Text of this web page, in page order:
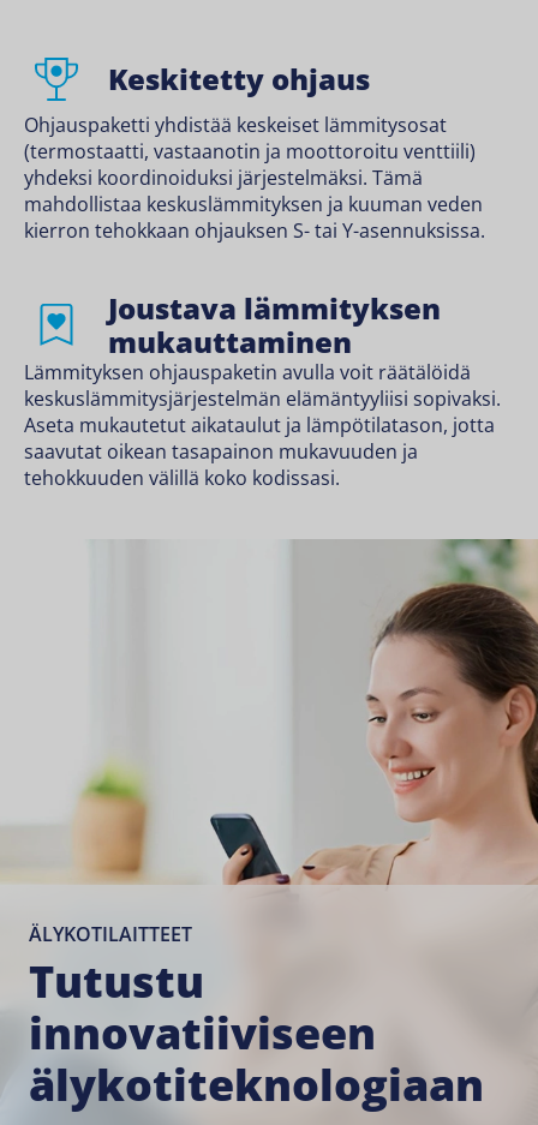
Keskitetty ohjaus
Ohjauspaketti yhdistää keskeiset lämmitysosat
(termostaatti, vastaanotin ja moottoroitu venttiili)
yhdeksi koordinoiduksi järjestelmäksi. Tämä
mahdollistaa keskuslämmityksen ja kuuman veden
kierron tehokkaan ohjauksen S- tai Y-asennuksissa.
Joustava lämmityksen
mukauttaminen
Lämmityksen ohjauspaketin avulla voit räätälöidä
keskuslämmitysjärjestelmän elämäntyyliisi sopivaksi.
Aseta mukautetut aikataulut ja lämpötilatason, jotta
saavutat oikean tasapainon mukavuuden ja
tehokkuuden välillä koko kodissasi.
ÄLYKOTILAITTEET
Tutustu
innovatiiviseen
älykotiteknologiaan